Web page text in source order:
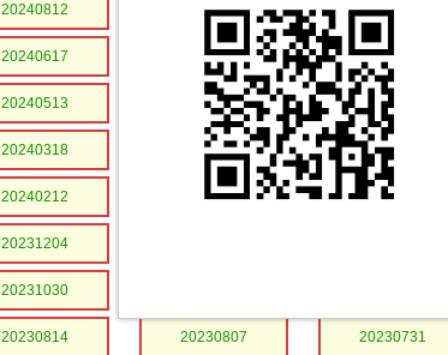
20240812 20240805 20240729
20240617 20240610 20240603
20240513 20240506 20240429
20240318 20240311 20240304
20240212 20240205 20240129
20231204
20231030
20230814 20230807 20230731